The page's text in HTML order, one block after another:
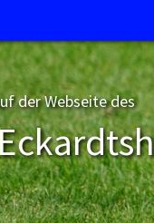
der Webseite des